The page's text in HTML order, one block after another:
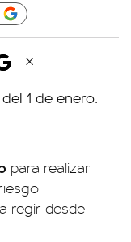
para realizar
regir desde